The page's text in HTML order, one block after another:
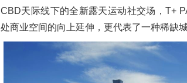
CBD天际线下的全新露天运动社交场，T+
处商业空间的向上延伸，更代表了一种稀缺